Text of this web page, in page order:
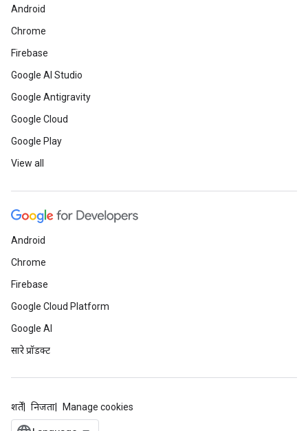
Android
Chrome
Firebase
Google AI Studio
Google Antigravity
Google Cloud
Google Play
View all
Android
Chrome
Firebase
Google Cloud Platform
Google AI
सारे प्रॉडक्ट
शर्तें निजता Manage cookies